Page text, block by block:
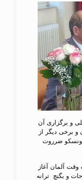
و برگزاری آن
و برخی دیگر از
ضرروت
دوم مراسم که ساعت ۱۹ به وقت آلمان آغاز
و بگنچ ترانه​